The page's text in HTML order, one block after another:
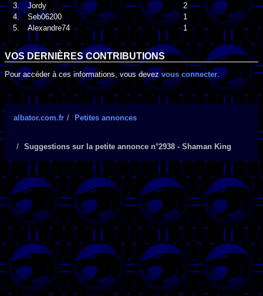
3.
Jordy
2
4.
Seb06200
1
5.
Alexandre74 1
VOS DERNIÈRES CONTRIBUTIONS
Pour accéder à ces informations, vous devezvous connecter
albator.com.fr Petites annonces
Suggestions sur la petite annonce n°2938 - Shaman King